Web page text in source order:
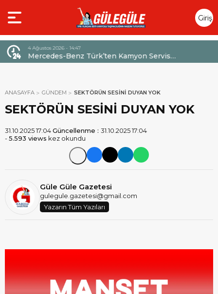
Giriş
Yap
4 Ağustos 2026 - 14:47
Mercedes-Benz Türk’ten Kamyon Servis
Sözleşmelerinde 36 Aya Varan Taksit İmkânı
ANASAYFA GÜNDEM SEKTÖRÜN SESİNİ DUYAN YOK
SEKTÖRÜN SESİNİ DUYAN YOK
31.10.2025 17:04Güncellenme : 31.10.2025 17:04
-5.593 views kez okundu
Güle Güle Gazetesi
gulegule.gazetesi@gmail.com
Yazarın Tüm Yazıları